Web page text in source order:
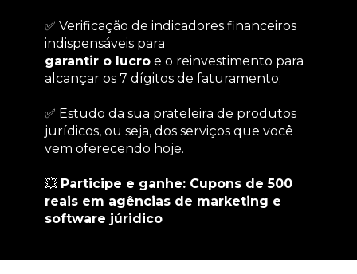
✅ Verificação de indicadores financeiros
indispensáveis para
garantir o lucro e o reinvestimento para
alcançar os 7 dígitos de faturamento;
✅ Estudo da sua prateleira de produtos
jurídicos, ou seja, dos serviços que você
vem oferecendo hoje.
💥 Participe e ganhe: Cupons de 500
reais em agências de marketing e
software júridico